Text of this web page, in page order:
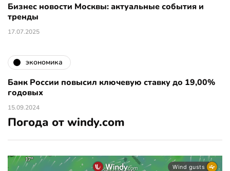
Бизнес новости Москвы: актуальные события и
тренды
17.07.2025
экономика
Банк России повысил ключевую ставку до 19,00%
годовых
15.09.2024
Погода от windy.com